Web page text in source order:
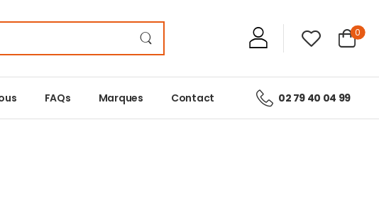
0
FAQs Marques Contact 02 79 40 04 99